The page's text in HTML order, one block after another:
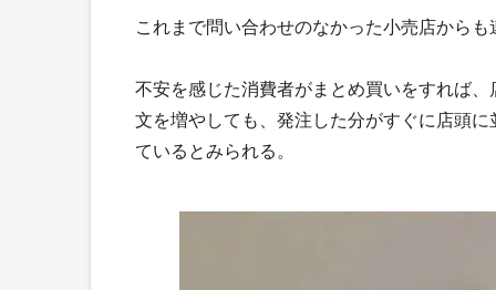
これまで問い合わせのなかった小売店から
不安を感じた消費者がまとめ買いをすれば
文を増やしても、発注した分がすぐに店頭
ているとみられる。